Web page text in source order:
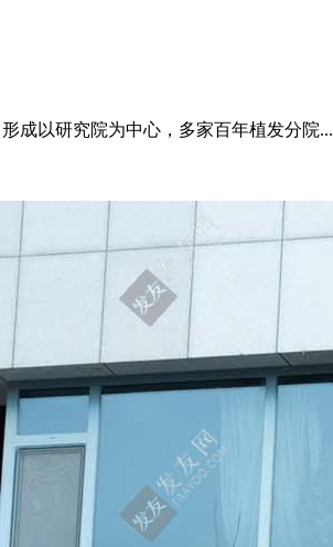
成以研究院为中心，多家百年植发分院...